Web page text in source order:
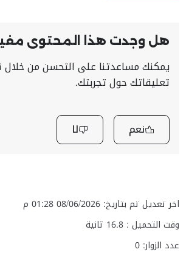
هل وجدت هذا المحتوى
يمكنك مساعدتنا على التحسن من خلال
تعليقاتك حول تجربتك.
نعم لا
اخر تعديل تم بتاريخ: 08/06/2026 01:28 م
وقت التحميل : 16.8 ثانية
عدد الزوار: 0